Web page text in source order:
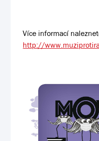
Více informací
http://